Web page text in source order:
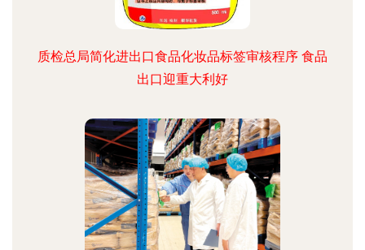
质检总局简化进出口食品化妆品标签审核程序 食品
出口迎重大利好